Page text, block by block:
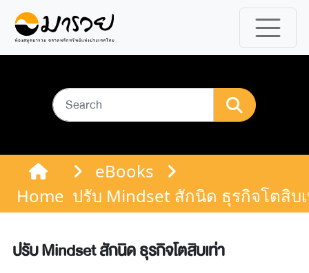
Home
eBooks
ปรับ Mindset สักนิด ธุรกิจโตสิบ
ปรับ Mindset สักนิด ธุรกิจโตสิบเท่า